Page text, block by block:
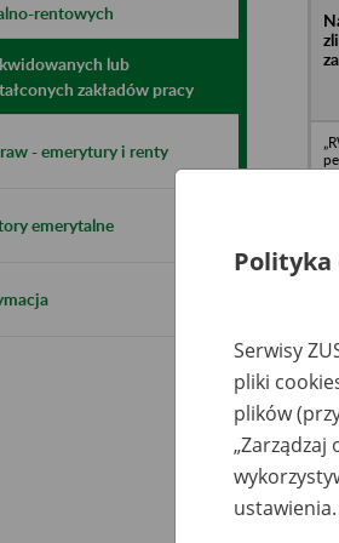
rentowych
lub
zakładów pracy
- emerytury i renty
emerytalne
Polityka
Serwisy
pliki
plików
„Zarządzaj